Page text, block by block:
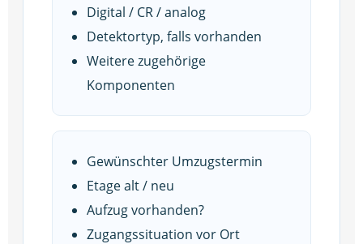
Digital / CR / analog
Detektortyp, falls vorhanden
Weitere zugehörige
Komponenten
Gewünschter Umzugstermin
Etage alt / neu
Aufzug vorhanden?
Zugangssituation vor Ort